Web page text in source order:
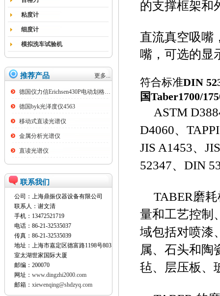
粘度计
细度计
模拟洗车试验机
推荐产品 更多...
德国仪力信Erichsen430P电动划格试验仪
德国byk光泽度仪4563
移动式直读光谱仪
金属分析光谱仪
直读光谱仪
联系我们
公司：上海鼎振仪器设备有限公司
联系人：谢文清
手机：13472521719
电话：86-21-32535037
传真：86-21-32535039
地址：上海市嘉定区德富路1198号803
室太湖世家国际大厦
邮编：200070
网址： www.dingzhi2000.com
邮箱： xiewenqing@shdzyq.com
的支撑框架和
直流真空吸嘴
嘴，可选的显
符合标准DIN
国Taber1700/
ASTM
D4060、
JIS A1453、
52347、DIN
TABER磨
量和工艺控制
域包括对喷漆
属、石头和陶
毡、层压板、